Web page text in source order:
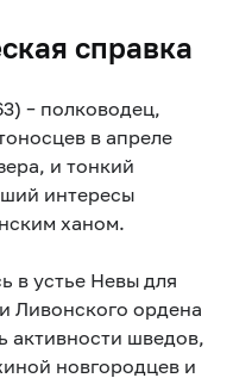
справка
– полководец,
в апреле
и тонкий
интересы
ханом.
в устье Невы для
Ливонского ордена
шведов,
новгородцев и